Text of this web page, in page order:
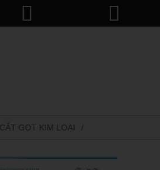
GỌT KIM LOẠI